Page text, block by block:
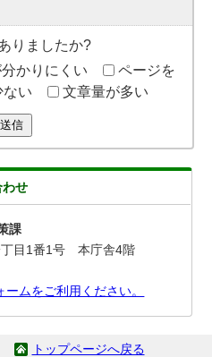
りましたか?
かりにくい
ページを
ない 文章量が多い
送信
わせ
課
目1番1号 本庁舎4階
ムをご利用ください。
トップページへ戻る